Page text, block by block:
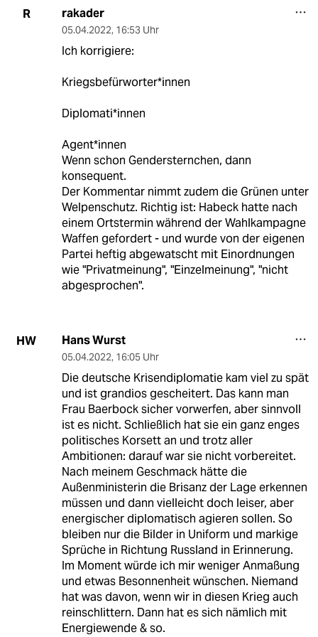
R rakader
05.04.2022, 16:53 Uhr
Ich korrigiere:
Kriegsbefürworter*innen
Diplomati*innen
Agent*innen
Wenn schon Gendersternchen, dann
konsequent.
Der Kommentar nimmt zudem die Grünen unter
Welpenschutz. Richtig ist: Habeck hatte nach
einem Ortstermin während der Wahlkampagne
Waffen gefordert - und wurde von der eigenen
Partei heftig abgewatscht mit Einordnungen
wie "Privatmeinung", "Einzelmeinung", "nicht
abgesprochen".
HW Hans Wurst
05.04.2022, 16:05 Uhr
Die deutsche Krisendiplomatie kam viel zu spät
und ist grandios gescheitert. Das kann man
Frau Baerbock sicher vorwerfen, aber sinnvoll
ist es nicht. Schließlich hat sie ein ganz enges
politisches Korsett an und trotz aller
Ambitionen: darauf war sie nicht vorbereitet.
Nach meinem Geschmack hätte die
Außenministerin die Brisanz der Lage erkennen
müssen und dann vielleicht doch leiser, aber
energischer diplomatisch agieren sollen. So
bleiben nur die Bilder in Uniform und markige
Sprüche in Richtung Russland in Erinnerung.
Im Moment würde ich mir weniger Anmaßung
und etwas Besonnenheit wünschen. Niemand
hat was davon, wenn wir in diesen Krieg auch
reinschlittern. Dann hat es sich nämlich mit
Energiewende & so.